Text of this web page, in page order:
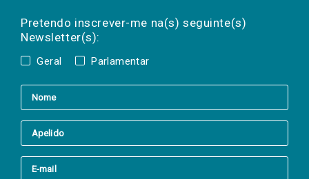
Pretendo inscrever-me na(s) seguinte(s)
Newsletter(s):
Geral Parlamentar
a(s) newsletter(s).
mail